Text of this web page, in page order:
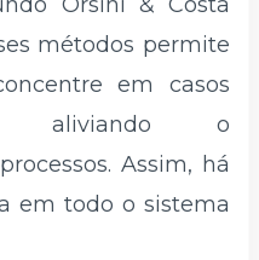
métodos permite
em casos
aliviando o
Assim, há
em todo o sistema